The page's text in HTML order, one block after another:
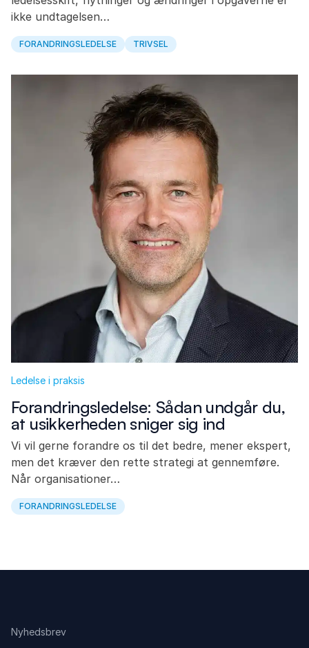
ikke undtagelsen…
FORANDRINGSLEDELSE TRIVSEL
Ledelse i praksis
Forandringsledelse: Sådan undgår du,
at usikkerheden sniger sig ind
Vi vil gerne forandre os til det bedre, mener ekspert,
men det kræver den rette strategi at gennemføre.
Når organisationer…
FORANDRINGSLEDELSE
Nyhedsbrev